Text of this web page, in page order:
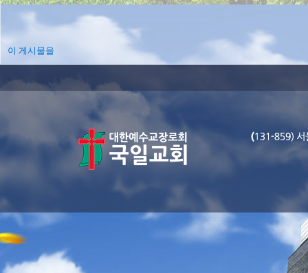
이 게시물을